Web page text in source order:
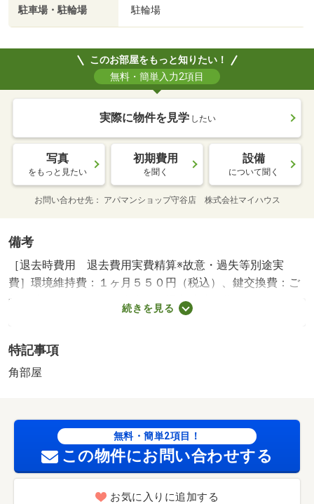
駐車場・駐輪場 駐輪場
このお部屋をもっと知りたい！
無料・簡単入力2項目
実際に物件を見学 したい
写真
をもっと見たい
初期費用
を聞く
設備
について聞く
お問い合わせ先 アパマンショップ守谷店 株式会社マイハウス
備考
［退去時費用 退去費用実費精算※故意・過失等別途実
費］環境維持費：１ヶ月５５０円（税込）、鍵交換費：ご
契約時１６５００円（税込）、退去時清掃費：５２２５０
円（税込）、インターネット利用料：有料、更新手数料：
必須 プラザ賃貸保証 家賃等の１００％または１２
０％ 守谷市立大井沢小学校・３４７ｍ 守谷市立御所ケ
ンスリー・短期入居ご相談ください。 ご案内はＴＸ守谷
駅から徒歩約２分！アパマンショップ守谷店へ♪ ／加盟団
体名：（公社）茨城県宅地建物取引業協会 公取協名：
（公社） 首都圏不動産公正取引協議会加盟
続きを見る
特記事項
角部屋
無料・簡単2項目！
この物件にお問い合わせする
お気に入りに追加する